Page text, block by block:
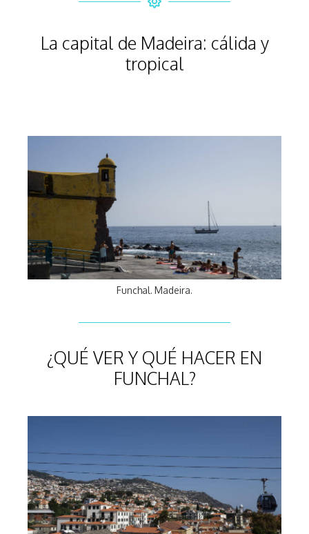
La capital de Madeira: cálida y
tropical
Funchal. Madeira.
¿QUÉ VER Y QUÉ HACER EN
FUNCHAL?